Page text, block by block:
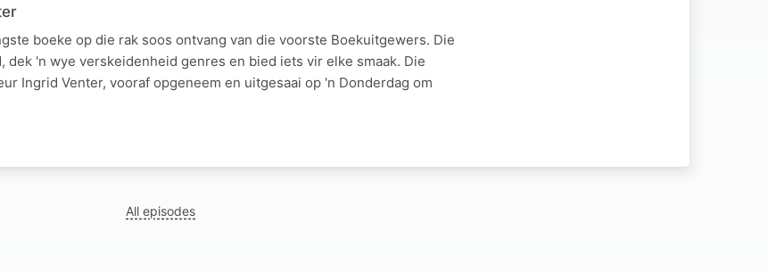
boeke op die rak soos ontvang van die voorste Boekuitgewers. Die
dek 'n wye verskeidenheid genres en bied iets vir elke smaak. Die
Ingrid Venter, vooraf opgeneem en uitgesaai op 'n Donderdag om
All episodes